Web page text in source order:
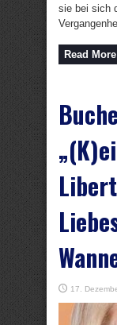
sie bei sich
Read
17.